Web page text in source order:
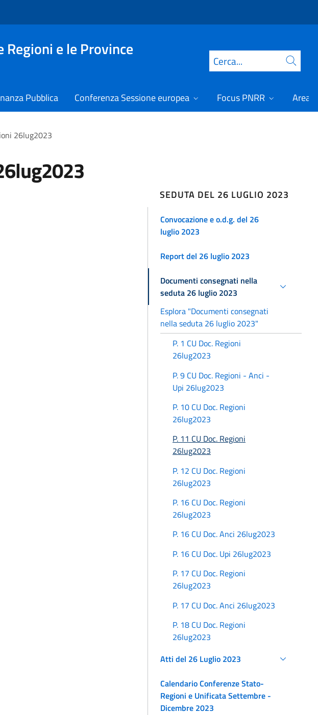
e le Province
Cerca
Pubblica Conferenza Sessione europea Focus PNRR Area
26lug2023
SEDUTA DEL 26 LUGLIO 2023
Convocazione e o.d.g. del 26
luglio 2023
Report del 26 luglio 2023
Documenti consegnati nella
seduta 26 luglio 2023
Esplora "Documenti consegnati
nella seduta 26 luglio 2023"
P. 1 CU Doc. Regioni
26lug2023
P. 9 CU Doc. Regioni - Anci -
Upi 26lug2023
P. 10 CU Doc. Regioni
26lug2023
P. 11 CU Doc. Regioni
26lug2023
P. 12 CU Doc. Regioni
26lug2023
P. 16 CU Doc. Regioni
26lug2023
P. 16 CU Doc. Anci 26lug2023
P. 16 CU Doc. Upi 26lug2023
P. 17 CU Doc. Regioni
26lug2023
P. 17 CU Doc. Anci 26lug2023
P. 18 CU Doc. Regioni
26lug2023
Atti del 26 Luglio 2023
Calendario Conferenze Stato-
Regioni e Unificata Settembre -
Dicembre 2023